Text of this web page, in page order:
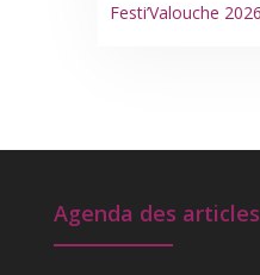
Festi’Valouche
Agenda des articles